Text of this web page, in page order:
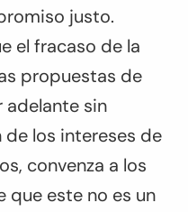
justo.
el fracaso de la
propuestas de
adelante sin
los intereses de
convenza a los
que este no es un